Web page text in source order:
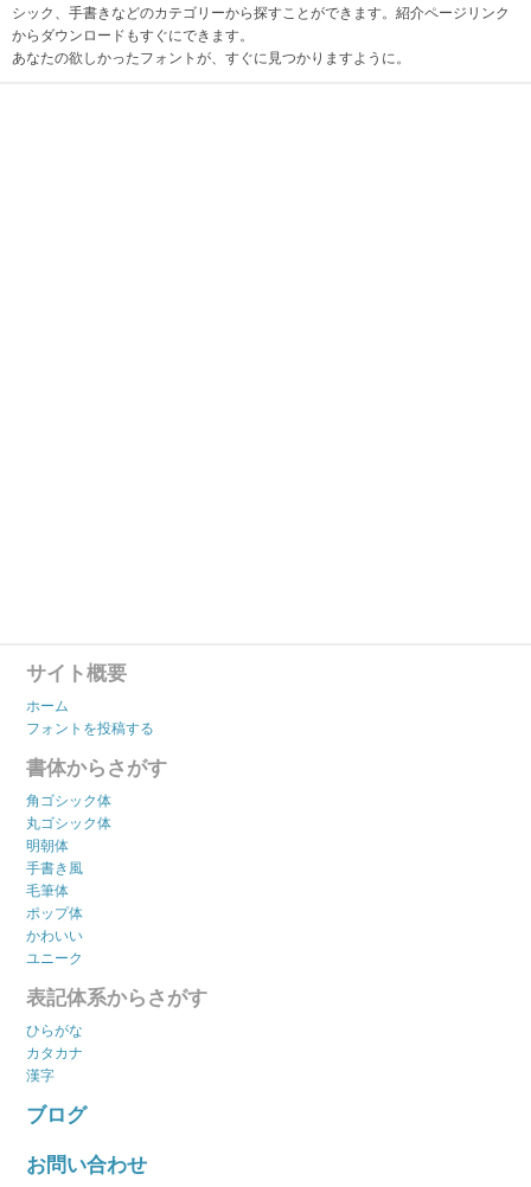
シック、手書きなどのカテゴリーから探すことができます。紹介ページリンク
からダウンロードもすぐにできます。
あなたの欲しかったフォントが、すぐに見つかりますように。
サイト概要
ホーム
フォントを投稿する
書体からさがす
角ゴシック体
丸ゴシック体
明朝体
手書き風
毛筆体
ポップ体
かわいい
ユニーク
表記体系からさがす
ひらがな
カタカナ
漢字
ブログ
お問い合わせ